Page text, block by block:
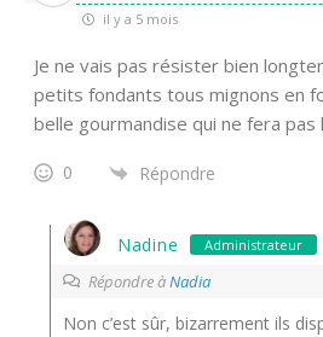
il y a 5 mois
Je ne vais pas résister bien
petits fondants tous mignons en
belle gourmandise qui ne fera pas
0 Répondre
Nadine Administrateur
Répondre àNadia
Non c’est sûr, bizarrement ils